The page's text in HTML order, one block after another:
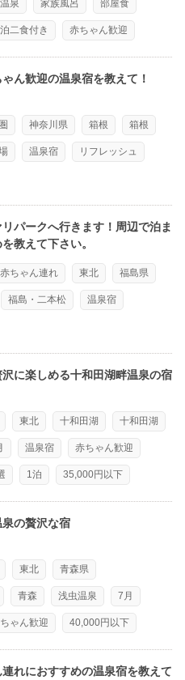
温泉 家族風呂 部屋食
二食付き 赤ちゃん歓迎
ん歓迎の温泉宿を教えて！
神奈川県 箱根 箱根
温泉宿 リフレッシュ
リパークへ行きます！周辺で泊ま
教えて下さい。
赤ちゃん連れ 東北 福島県
福島・二本松 温泉宿
に楽しめる十和田湖畔温泉の宿
東北 十和田湖 十和田湖
温泉宿 赤ちゃん歓迎
1泊 35,000円以下
の贅沢な宿
東北 青森県
青森 浅虫温泉 7月
ゃん歓迎 40,000円以下
れにおすすめの温泉宿を教えて